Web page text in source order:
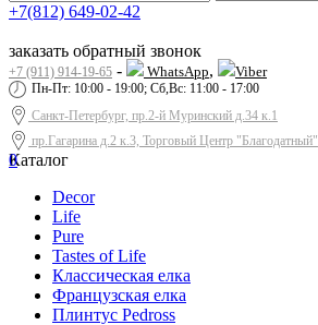
+7(812) 649-02-42
заказать обратный звонок
+7 (911) 914-19-65 - WhatsApp, Viber
Пн-Пт: 10:00 - 19:00; Сб,Вс: 11:00 - 17:00
Санкт-Петербург, пр.2-й Муринский д.34 к.1
пр.Гагарина д.2 к.3, Торговый Центр "Благодатный"
0
Каталог
Decor
Life
Pure
Tastes of Life
Классическая елка
Французская елка
Плинтус Pedross